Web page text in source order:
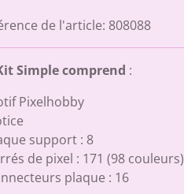
de l'article: 808088
Simple comprend :
Pixelhobby
support : 8
de pixel : 171 (98 couleurs)
plaque : 16